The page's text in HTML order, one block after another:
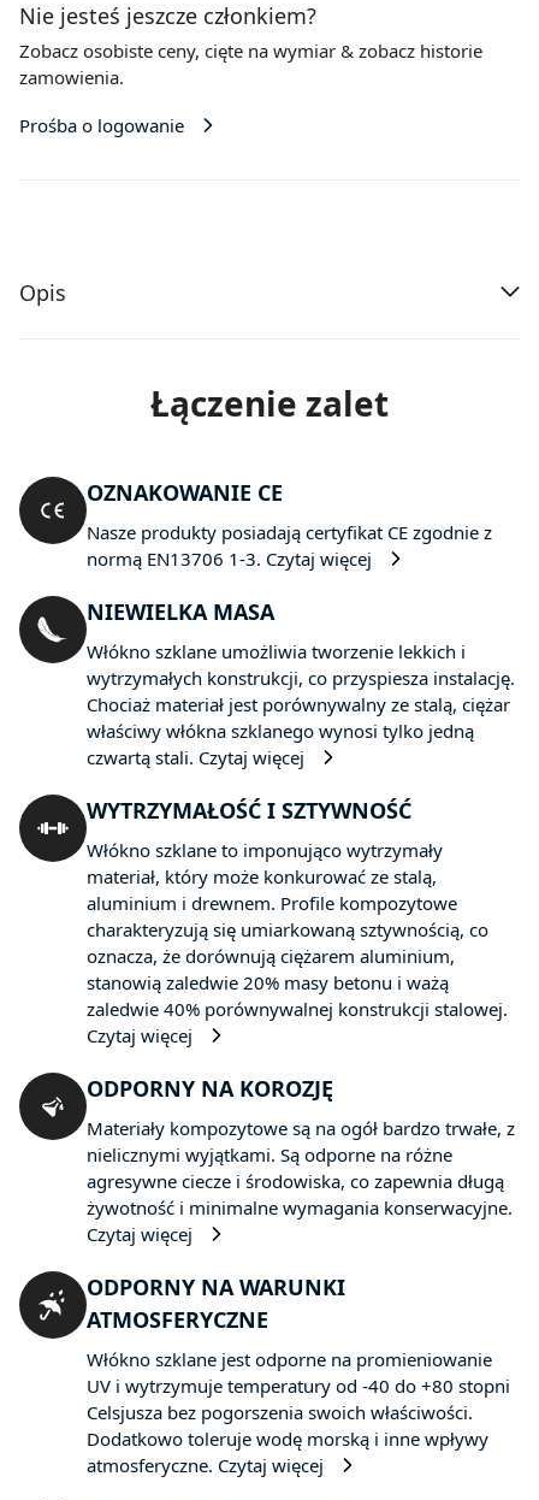
Nie jesteś jeszcze członkiem?
Zobacz osobiste ceny, cięte na wymiar & zobacz historie
zamowienia.
Prośba o logowanie
Opis
Łączenie zalet
OZNAKOWANIE CE
Nasze produkty posiadają certyfikat CE zgodnie z
normą EN13706 1-3. Czytaj więcej
NIEWIELKA MASA
Włókno szklane umożliwia tworzenie lekkich i
wytrzymałych konstrukcji, co przyspiesza instalację.
Chociaż materiał jest porównywalny ze stalą, ciężar
właściwy włókna szklanego wynosi tylko jedną
czwartą stali. Czytaj więcej
WYTRZYMAŁOŚĆ I SZTYWNOŚĆ
Włókno szklane to imponująco wytrzymały
materiał, który może konkurować ze stalą,
aluminium i drewnem. Profile kompozytowe
charakteryzują się umiarkowaną sztywnością, co
oznacza, że dorównują ciężarem aluminium,
stanowią zaledwie 20% masy betonu i ważą
zaledwie 40% porównywalnej konstrukcji stalowej.
Czytaj więcej
ODPORNY NA KOROZJĘ
Materiały kompozytowe są na ogół bardzo trwałe, z
nielicznymi wyjątkami. Są odporne na różne
agresywne ciecze i środowiska, co zapewnia długą
żywotność i minimalne wymagania konserwacyjne.
Czytaj więcej
ODPORNY NA WARUNKI
ATMOSFERYCZNE
Włókno szklane jest odporne na promieniowanie
UV i wytrzymuje temperatury od -40 do +80 stopni
Celsjusza bez pogorszenia swoich właściwości.
Dodatkowo toleruje wodę morską i inne wpływy
atmosferyczne. Czytaj więcej